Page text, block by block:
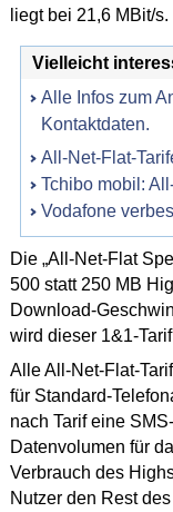
liegt bei 21,6 MBit/s.
Vielleicht
Alle Infos zum
Kontaktdaten.
All-Net-Flat-
Tchibo mobil:
Vodafone
Die „All-Net-Flat
500 statt 250 MB
Download-
wird dieser 1&1-
Alle All-Net-Flat-
für Standard-
nach Tarif eine
Datenvolumen für
Verbrauch des
Nutzer den Rest